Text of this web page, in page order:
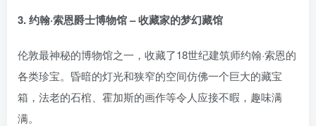
3. 约翰·索恩爵士博物馆 – 收藏家的梦幻藏馆
伦敦最神秘的博物馆之一，收藏了18世纪建筑师约翰·索恩的
各类珍宝。昏暗的灯光和狭窄的空间仿佛一个巨大的藏宝
箱，法老的石棺、霍加斯的画作等令人应接不暇，趣味满
满。